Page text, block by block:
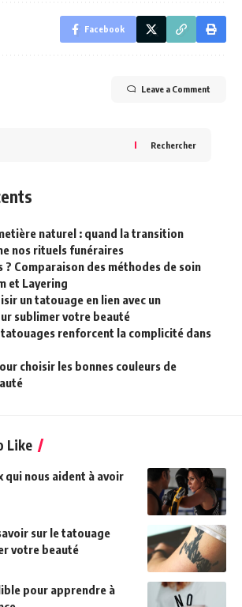
Facebook
Leave a Comment
Rechercher
naturel : quand la transition
nos rituels funéraires
? Comparaison des méthodes de soin
et Layering
un tatouage en lien avec un
sublimer votre beauté
tatouages renforcent la complicité dans
choisir les bonnes couleurs de
Like
qui nous aident à avoir
sur le tatouage
votre beauté
pour apprendre à